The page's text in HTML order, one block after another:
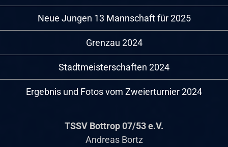
Neue Jungen 13 Mannschaft für 2025
Grenzau 2024
Stadtmeisterschaften 2024
Ergebnis und Fotos vom Zweierturnier 2024
TSSV Bottrop 07/53 e.V.
Andreas Bortz